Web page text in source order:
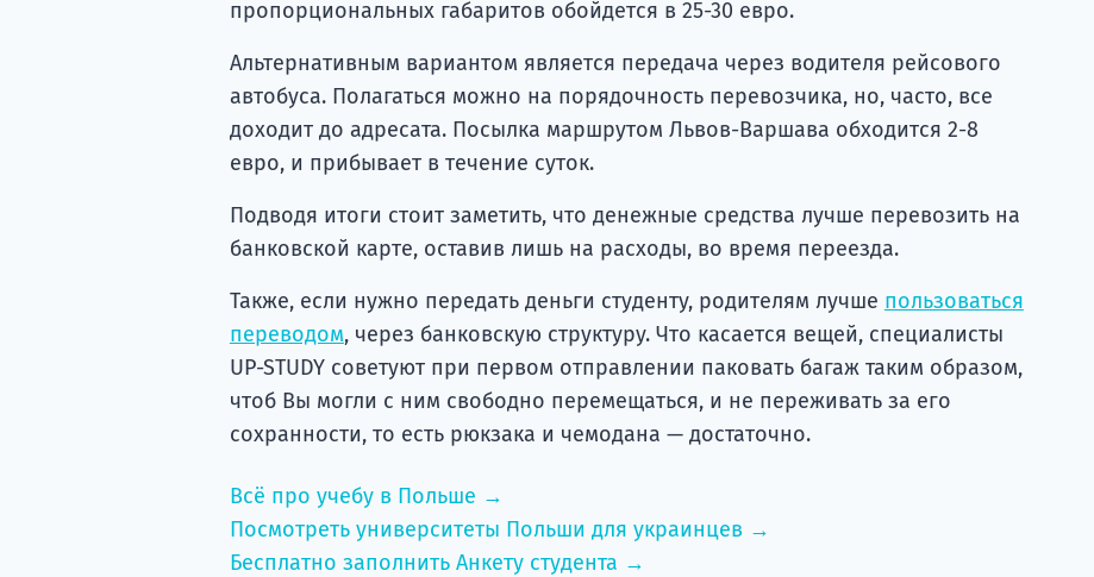
пропорциональных габаритов обойдется в 25-30 евро.
Альтернативным вариантом является передача через водителя рейсового
автобуса. Полагаться можно на порядочность перевозчика, но, часто, все
доходит до адресата. Посылка маршрутом Львов-Варшава обходится 2-8
евро, и прибывает в течение суток.
Подводя итоги стоит заметить, что денежные средства лучше перевозить на
банковской карте, оставив лишь на расходы, во время переезда.
Также, если нужно передать деньги студенту, родителям лучше пользоваться
переводом, через банковскую структуру. Что касается вещей, специалисты
UP-STUDY советуют при первом отправлении паковать багаж таким образом,
чтоб Вы могли с ним свободно перемещаться, и не переживать за его
сохранности, то есть рюкзака и чемодана — достаточно.
Всё про учебу в Польше →
Посмотреть университеты Польши для украинцев →
Бесплатно заполнить Анкету студента →